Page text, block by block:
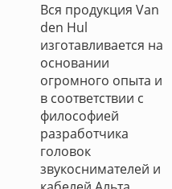
Вся продукция Van
den Hul
изготавливается на
основании
огромного опыта и
в соответствии с
философией
разработчика
головок
звукоснимателей и